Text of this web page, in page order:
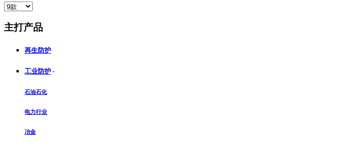
主打产品
再生防护
工业防护 -
石油石化
电力行业
冶金